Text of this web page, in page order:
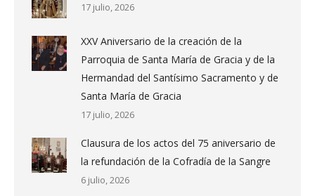
17 julio, 2026
XXV Aniversario de la creación de la
Parroquia de Santa María de Gracia y de la
Hermandad del Santísimo Sacramento y de
Santa María de Gracia
17 julio, 2026
Clausura de los actos del 75 aniversario de
la refundación de la Cofradía de la Sangre
6 julio, 2026